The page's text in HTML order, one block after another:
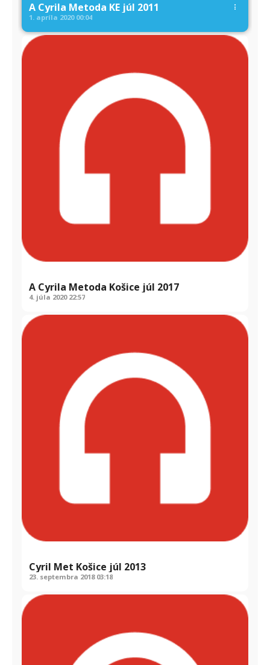
A Cyrila Metoda KE júl 2011
1. apríla 2020 00:04
A Cyrila Metoda Košice júl 2017
4. júla 2020 22:57
Cyril Met Košice júl 2013
23. septembra 2018 03:18